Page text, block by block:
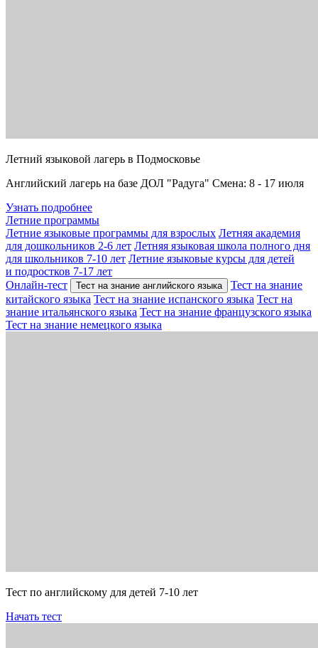
Летний языковой лагерь в Подмосковье
Английский лагерь на базе ДОЛ "Радуга" Смена: 8 - 17 июля
Узнать подробнее
Летние программы
Летние языковые программы для взрослых Летняя академия
для дошкольников 2-6 лет Летняя языковая школа полного дня
для школьников 7-10 лет Летние языковые курсы для детей
и подростков 7-17 лет
Онлайн-тест
Тест на знание английского языка
Тест на знание
китайского языка Тест на знание испанского языка Тест на
знание итальянского языка Тест на знание французского языка
Тест на знание немецкого языка
Тест по английскому для детей 7-10 лет
Начать тест